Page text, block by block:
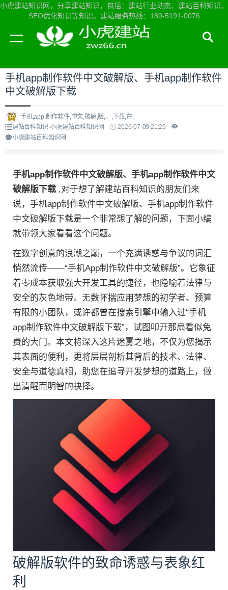
小虎建站知识网，分享建站知识，包括：建站行业动态、建站百科知识、
SEO优化知识等知识。建站服务热线：180-5191-0076
当前位置：小虎建站知识网首页>建站百科知识
手机app制作软件中文破解版、手机app制作软件
中文破解版下载
手机,app,制作软件,中文,破解,版,、,下载,在,
建站百科知识-小虎建站百科知识网
2026-07-09 21:25
小虎建站百科知识网
手机app制作软件中文破解版、手机app制作软件中文
破解版下载 ,对于想了解建站百科知识的朋友们来
说，手机app制作软件中文破解版、手机app制作软件
中文破解版下载是一个非常想了解的问题，下面小编
就带领大家看看这个问题。
在数字创意的浪潮之巅，一个充满诱惑与争议的词汇
悄然流传——“手机App制作软件中文破解版”。它象征
着零成本获取强大开发工具的捷径，也隐喻着法律与
安全的灰色地带。无数怀揣应用梦想的初学者、预算
有限的小团队，或许都曾在搜索引擎中输入过“手机
app制作软件中文破解版下载”，试图叩开那扇看似免
费的大门。本文将深入这片迷雾之地，不仅为您揭示
其表面的便利，更将层层剖析其背后的技术、法律、
安全与道德真相，助您在追寻开发梦想的道路上，做
出清醒而明智的抉择。
破解版软件的致命诱惑与表象红
利